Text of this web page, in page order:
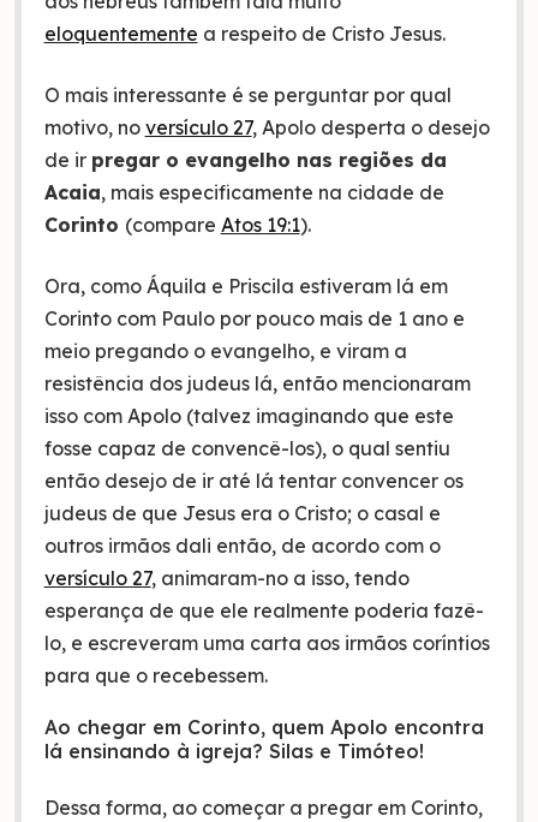
eloquentemente a respeito de Cristo Jesus.
O mais interessante é se perguntar por qual
motivo, no versículo 27, Apolo desperta o desejo
de ir pregar o evangelho nas regiões da
Acaia, mais especificamente na cidade de
Corinto (compare Atos 19:1).
Ora, como Áquila e Priscila estiveram lá em
Corinto com Paulo por pouco mais de 1 ano e
meio pregando o evangelho, e viram a
resistência dos judeus lá, então mencionaram
isso com Apolo (talvez imaginando que este
fosse capaz de convencê-los), o qual sentiu
então desejo de ir até lá tentar convencer os
judeus de que Jesus era o Cristo; o casal e
outros irmãos dali então, de acordo com o
versículo 27, animaram-no a isso, tendo
esperança de que ele realmente poderia fazê-
lo, e escreveram uma carta aos irmãos coríntios
para que o recebessem.
Ao chegar em Corinto, quem Apolo encontra
lá ensinando à igreja? Silas e Timóteo!
Dessa forma, ao começar a pregar em Corinto,